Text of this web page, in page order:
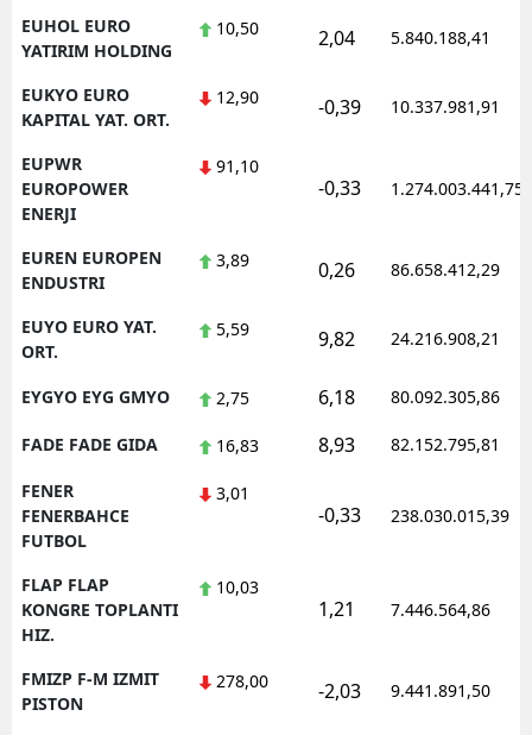
EUHOL EURO
YATIRIM HOLDING
10,50 2,04 5.840.188,41
EUKYO EURO
KAPITAL YAT. ORT.
12,90 -0,39 10.337.981,91
EUPWR
EUROPOWER
ENERJI
91,10
-0,33 1.274.003.441,75
EUREN EUROPEN
ENDUSTRI
3,89 0,26 86.658.412,29
EUYO EURO YAT.
ORT.
5,59 9,82 24.216.908,21
EYGYO EYG GMYO 2,75 6,18 80.092.305,86
FADE FADE GIDA 16,83 8,93 82.152.795,81
FENER
FENERBAHCE
FUTBOL
3,01
-0,33 238.030.015,39
FLAP FLAP
KONGRE TOPLANTI
HIZ.
10,03
1,21 7.446.564,86
FMIZP F-M IZMIT
PISTON
278,00 -2,03 9.441.891,50